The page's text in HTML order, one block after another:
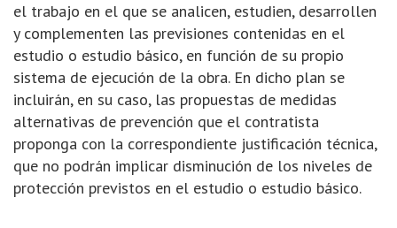
el trabajo en el que se analicen, estudien, desarrollen
y complementen las previsiones contenidas en el
estudio o estudio básico, en función de su propio
sistema de ejecución de la obra. En dicho plan se
incluirán, en su caso, las propuestas de medidas
alternativas de prevención que el contratista
proponga con la correspondiente justificación técnica,
que no podrán implicar disminución de los niveles de
protección previstos en el estudio o estudio básico.